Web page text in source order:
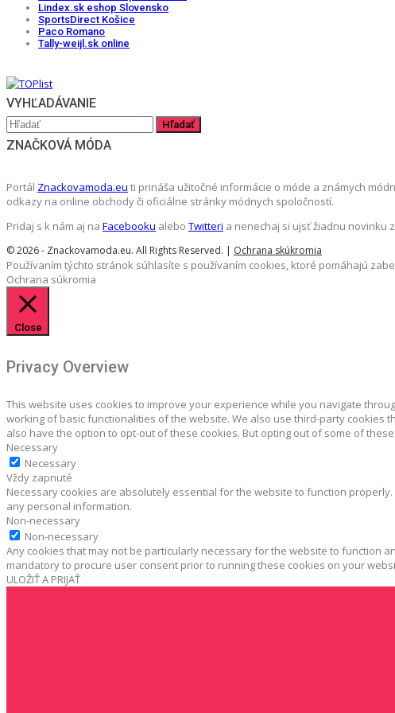
Lindex.sk eshop Slovensko
SportsDirect Košice
Paco Romano
Tally-weijl.sk online
VYHĽADÁVANIE
ZNAČKOVÁ MÓDA
Portál Znackovamoda.eu ti prináša užitočné informácie o móde a známych
odkazy na online obchody či oficiálne stránky módnych spoločností.
Pridaj s k nám aj na Facebooku alebo Twitteri a nenechaj si ujsť žiadnu novinku
© 2026 - Znackovamoda.eu. All Rights Reserved. | Ochrana skúkromia
Používaním týchto stránok súhlasíte s používaním cookies, ktoré pomáhajú
Ochrana súkromia
Close
Privacy Overview
This website uses cookies to improve your experience while you navigate
working of basic functionalities of the website. We also use third-party cookies
also have the option to opt-out of these cookies. But opting out of some of
Necessary
Necessary
Vždy zapnuté
Necessary cookies are absolutely essential for the website to function
any personal information.
Non-necessary
Non-necessary
Any cookies that may not be particularly necessary for the website to function
mandatory to procure user consent prior to running these cookies on your
ULOŽIŤ A PRIJAŤ